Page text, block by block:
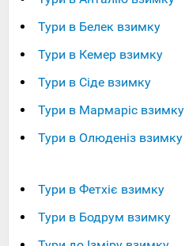
Тури в Белек взимку
Тури в Кемер взимку
Тури в Сіде взимку
Тури в Мармаріс взимку
Тури в Олюденіз взимку
Тури в Фетхіє взимку
Тури в Бодрум взимку